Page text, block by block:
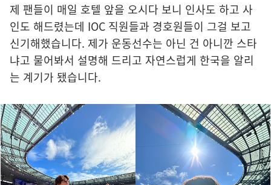
제 팬들이 매일 호텔 앞을 오시다 보니 인사도 하고 사
인도 해드렸는데 IOC 직원들과 경호원들이 그걸 보고
신기해했습니다. 제가 운동선수는 아닌 건 아니깐 스타
냐고 물어봐서 설명해 드리고 자연스럽게 한국을 알리
는 계기가 됐습니다.